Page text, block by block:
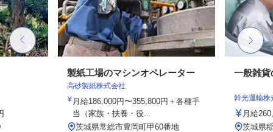
製紙工場のマシンオペレーター
高砂製紙株式会社
月給186,000円〜355,800円＋各種手
当（家族・扶養・役...
茨城県常総市豊岡町甲60番地
一般雑
幹光運輸株
月給
茨城県